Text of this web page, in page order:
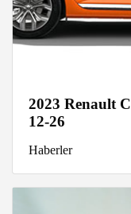
2023 Renault
12-26
Haberler